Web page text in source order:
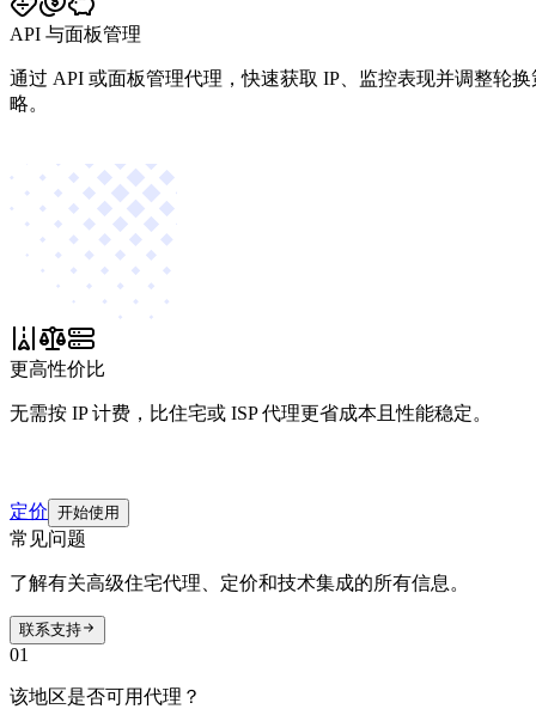
API 与面板管理
通过 API 或面板管理代理，快速获取 IP、监控表现并调整轮换
略。
更高性价比
无需按 IP 计费，比住宅或 ISP 代理更省成本且性能稳定。
定价 开始使用
常见问题
了解有关高级住宅代理、定价和技术集成的所有信息。
联系支持
01
该地区是否可用代理？